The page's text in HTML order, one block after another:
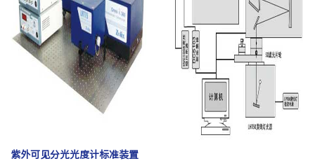
紫外可见分光光度计标准装置